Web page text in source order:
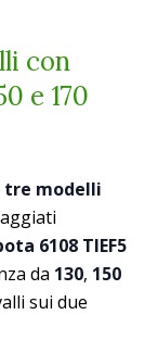
con
e 170
tre modelli
6108 TIEF5
da 130, 150
sui due